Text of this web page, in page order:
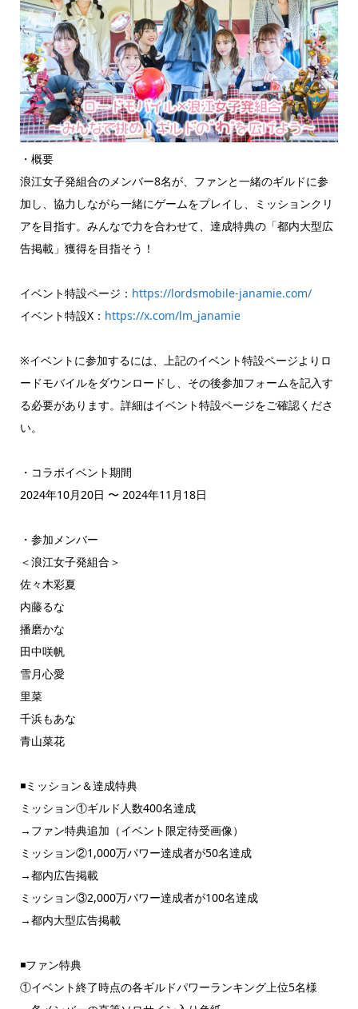
・概要
浪江女子発組合のメンバー8名が、ファンと一緒のギルドに参
加し、協力しながら一緒にゲームをプレイし、ミッションクリ
アを目指す。みんなで力を合わせて、達成特典の「都内大型広
告掲載」獲得を目指そう！
イベント特設ページ： https://lordsmobile-janamie.com/
イベント特設X： https://x.com/lm_janamie
※イベントに参加するには、上記のイベント特設ページよりロ
ードモバイルをダウンロードし、その後参加フォームを記入す
る必要があります。詳細はイベント特設ページをご確認くださ
い。
・コラボイベント期間
2024年10月20日 〜 2024年11月18日
・参加メンバー
＜浪江女子発組合＞
佐々木彩夏
内藤るな
播磨かな
田中咲帆
雪月心愛
里菜
千浜もあな
青山菜花
◾️ミッション＆達成特典
ミッション①ギルド人数400名達成
→ファン特典追加（イベント限定待受画像）
ミッション②1,000万パワー達成者が50名達成
→都内広告掲載
ミッション③2,000万パワー達成者が100名達成
→都内大型広告掲載
◾️ファン特典
①イベント終了時点の各ギルドパワーランキング上位5名様